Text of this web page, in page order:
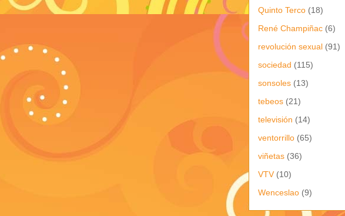
Quinto Terco (18)
René Champiñac (6)
revolución sexual (91)
sociedad (115)
sonsoles (13)
tebeos (21)
televisión (14)
ventorrillo (65)
viñetas (36)
VTV (10)
Wenceslao (9)